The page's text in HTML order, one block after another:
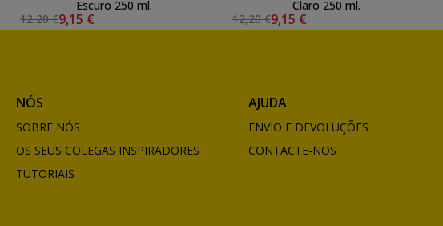
Escuro 250 ml.
12,20 €9,15 €
Claro 250 ml.
12,20 €9,15 €
NÓS
SOBRE NÓS
OS SEUS COLEGAS INSPIRADORES
TUTORIAIS
AJUDA
ENVIO E DEVOLUÇÕES
CONTACTE-NOS